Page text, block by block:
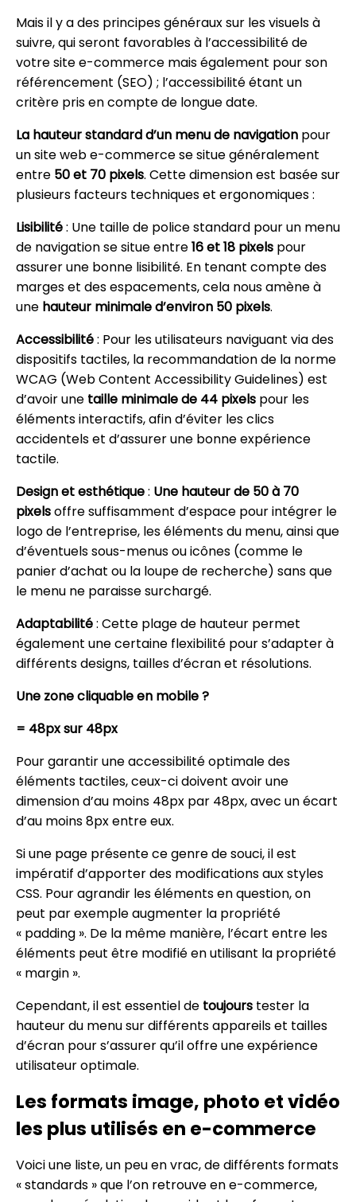
Mais il y a des principes généraux sur les visuels à
suivre, qui seront favorables à l’accessibilité de
votre site e-commerce mais également pour son
référencement (SEO) ; l’accessibilité étant un
critère pris en compte de longue date.
La hauteur standard d’un menu de navigation pour
un site web e-commerce se situe généralement
entre 50 et 70 pixels. Cette dimension est basée sur
plusieurs facteurs techniques et ergonomiques :
Lisibilité: Une taille de police standard pour un menu
de navigation se situe entre16 et 18 pixels pour
assurer une bonne lisibilité. En tenant compte des
marges et des espacements, cela nous amène à
une hauteur minimale d’environ 50 pixels.
Accessibilité: Pour les utilisateurs naviguant via des
dispositifs tactiles, la recommandation de la norme
WCAG (Web Content Accessibility Guidelines) est
d’avoir une taille minimale de 44 pixels pour les
éléments interactifs, afin d’éviter les clics
accidentels et d’assurer une bonne expérience
tactile.
Design et esthétique: Une hauteur de 50 à 70
pixelsoffre suffisamment d’espace pour intégrer le
logo de l’entreprise, les éléments du menu, ainsi que
d’éventuels sous-menus ou icônes (comme le
panier d’achat ou la loupe de recherche) sans que
le menu ne paraisse surchargé.
Adaptabilité: Cette plage de hauteur permet
également une certaine flexibilité pour s’adapter à
différents designs, tailles d’écran et résolutions.
Une zone cliquable en mobile ?
= 48px sur 48px
Pour garantir une accessibilité optimale des
éléments tactiles, ceux-ci doivent avoir une
dimension d’au moins 48px par 48px, avec un écart
d’au moins 8px entre eux.
Si une page présente ce genre de souci, il est
impératif d’apporter des modifications aux styles
CSS. Pour agrandir les éléments en question, on
peut par exemple augmenter la propriété
« padding ». De la même manière, l’écart entre les
éléments peut être modifié en utilisant la propriété
« margin ».
Cependant, il est essentiel de toujours tester la
hauteur du menu sur différents appareils et tailles
d’écran pour s’assurer qu’il offre une expérience
utilisateur optimale.
Les formats image, photo et vidéo
les plus utilisés en e-commerce
Voici une liste, un peu en vrac, de différents formats
« standards » que l’on retrouve en e-commerce,